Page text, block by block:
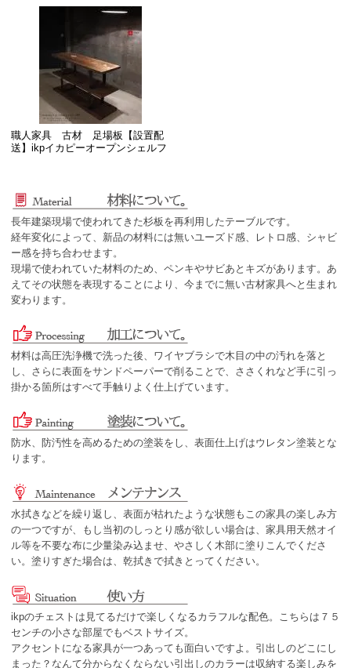
職人家具 古材 足場板【設置配
送】ikpイカピーオープンシェルフ
長年建築現場で使われてきた杉板を再利用したテーブルです。
経年変化によって、新品の材料には無いユーズド感、レトロ感、シャビ
ー感を持ち合わせます。
現場で使われていた材料のため、ペンキやサビあとキズがあります。あ
えてその状態を表現することにより、今までに無い古材家具へと生まれ
変わります。
材料は高圧洗浄機で洗った後、ワイヤブラシで木目の中の汚れを落と
し、さらに表面をサンドペーパーで削ることで、ささくれなど手に引っ
掛かる箇所はすべて手触りよく仕上げています。
防水、防汚性を高めるための塗装をし、表面仕上げはウレタン塗装とな
ります。
水拭きなどを繰り返し、表面が枯れたような状態もこの家具の楽しみ方
の一つですが、もし当初のしっとり感が欲しい場合は、家具用天然オイ
ル等を不要な布に少量染み込ませ、やさしく木部に塗りこんでくださ
い。塗りすぎた場合は、乾拭きで拭きとってください。
ikpのチェストは見てるだけで楽しくなるカラフルな配色。こちらは７５
センチの小さな部屋でもベストサイズ。
アクセントになる家具が一つあっても面白いですよ。引出しのどこにし
まった？なんて分からなくならない引出しのカラーは収納する楽しみを